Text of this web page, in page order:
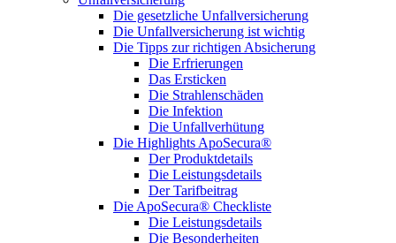
Die gesetzliche Unfallversicherung
Die Unfallversicherung ist wichtig
Die Tipps zur richtigen Absicherung
Die Erfrierungen
Das Ersticken
Die Strahlenschäden
Die Infektion
Die Unfallverhütung
Die Highlights ApoSecura®
Der Produktdetails
Die Leistungsdetails
Der Tarifbeitrag
Die ApoSecura® Checkliste
Die Leistungsdetails
Die Besonderheiten